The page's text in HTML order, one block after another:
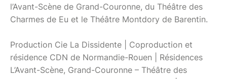
l’Avant-Scène de Grand-Couronne, du Théâtre des
Charmes de Eu et le Théâtre Montdory de Barentin.
Production Cie La Dissidente | Coproduction et
résidence CDN de Normandie-Rouen | Résidences
L’Avant-Scène, Grand-Couronne – Théâtre des